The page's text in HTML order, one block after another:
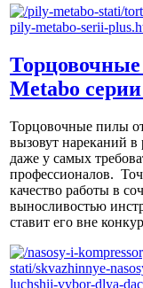
Metabo
Торцовочные пилы
вызовут нареканий в
даже у самых
профессионалов.
качество работы в
выносливостью
ставит его вне